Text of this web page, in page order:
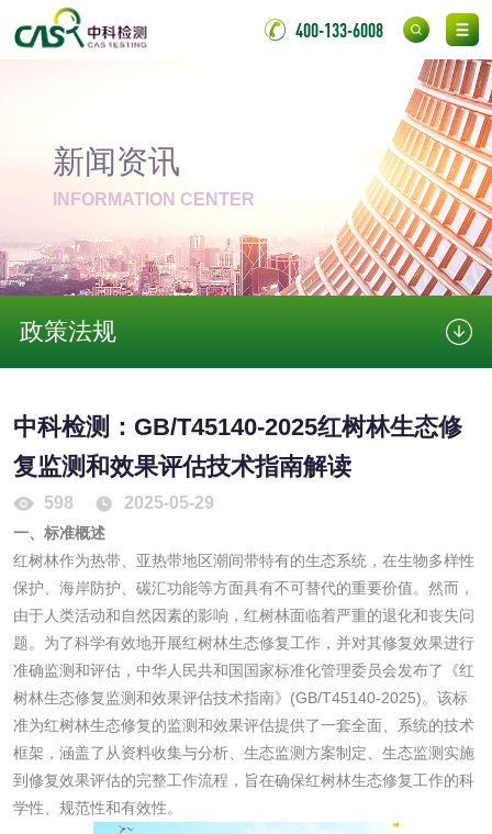
400-133-6008
新闻资讯
INFORMATION CENTER
政策法规
中科检测：GB/T45140-2025红树林生态修
复监测和效果评估技术指南解读
598 2025-05-29
一、标准概述
红树林作为热带、亚热带地区潮间带特有的生态系统，在生物多样性
保护、海岸防护、碳汇功能等方面具有不可替代的重要价值。然而，
由于人类活动和自然因素的影响，红树林面临着严重的退化和丧失问
题。为了科学有效地开展红树林生态修复工作，并对其修复效果进行
准确监测和评估，中华人民共和国国家标准化管理委员会发布了《红
树林生态修复监测和效果评估技术指南》(GB/T45140-2025)。该标
准为红树林生态修复的监测和效果评估提供了一套全面、系统的技术
框架，涵盖了从资料收集与分析、生态监测方案制定、生态监测实施
到修复效果评估的完整工作流程，旨在确保红树林生态修复工作的科
学性、规范性和有效性。
煤质活性炭检测
木质活性炭检测
检测
农药肥料
微生物肥料检测
有机肥检测 钾肥检测
磷酸肥料检测
化工试剂
乳酸钠检测 消泡剂检测
化工助剂检测 涂料助剂检测
化工原料检测 化学品检测
工业用氯化铵检测